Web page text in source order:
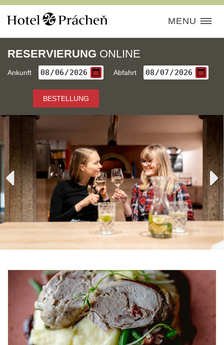
MENU
RESERVIERUNG ONLINE
Ankunft Abfahrt
BESTELLUNG